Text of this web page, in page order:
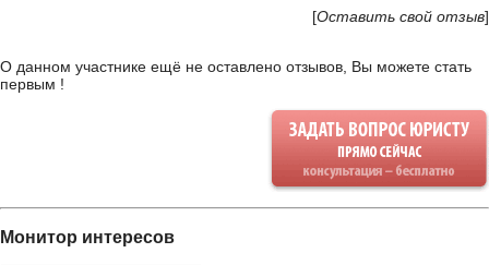
[Оставить свой отзыв]
О данном участнике ещё не оставлено отзывов, Вы можете стать
первым !
Монитор интересов